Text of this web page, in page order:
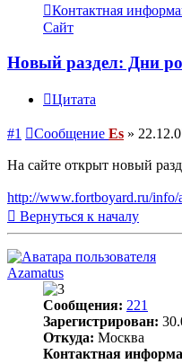
Контактная
Сайт
Новый раздел: Дни
Цитата
#1 Сообщение Es »
На сайте открыт новый
http://www.fortboyard.ru/info/
Вернуться к началу
Azamatus
Сообщения: 221
Зарегистрирован:
Откуда: Москва
Контактная